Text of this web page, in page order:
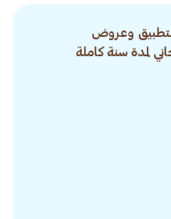
وعروض
لمدة سنة كاملة